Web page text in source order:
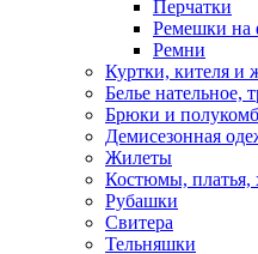
Перчатки
Ремешки на
Ремни
Куртки, кителя и
Белье нательное,
Брюки и
Демисезонная
Жилеты
Костюмы, платья,
Рубашки
Свитера
Тельняшки